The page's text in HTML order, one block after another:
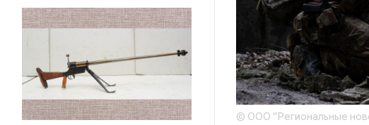
© ООО "Региональные